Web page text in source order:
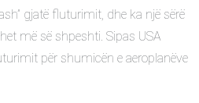
gjatë fluturimit, dhe ka një sërë
më së shpeshti. Sipas USA
për shumicën e aeroplanëve